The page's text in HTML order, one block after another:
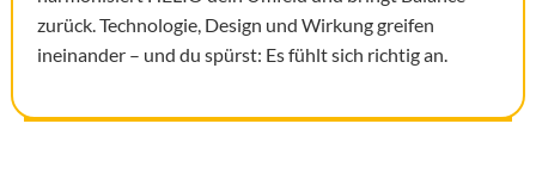
zurück. Technologie, Design und Wirkung greifen
ineinander – und du spürst: Es fühlt sich richtig an.